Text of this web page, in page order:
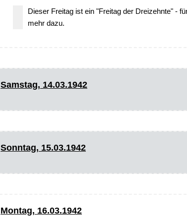
Dieser Freitag ist ein "Freitag der Dreizehnte" -
mehr dazu.
Samstag, 14.03.1942
Sonntag, 15.03.1942
Montag, 16.03.1942